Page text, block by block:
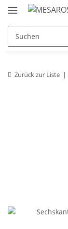
Zurück zur Liste